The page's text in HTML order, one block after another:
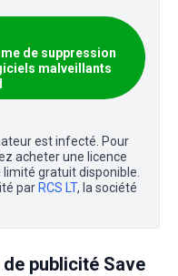
de suppression
malveillants
est infecté. Pour
acheter une licence
limité gratuit disponible.
par RCS LT, la société
publicité Save